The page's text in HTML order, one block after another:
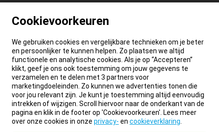
Cookievoorkeuren
We gebruiken cookies en vergelijkbare technieken om je beter
en persoonlijker te kunnen helpen. Zo plaatsen we altijd
functionele en analytische cookies. Als je op “Accepteren”
klikt, geef je ons ook toestemming om jouw gegevens te
verzamelen en te delen met 3 partners voor
marketingdoeleinden. Zo kunnen we advertenties tonen die
voor jou relevant zijn. Je kunt je toestemming altijd eenvoudig
intrekken of wijzigen. Scroll hiervoor naar de onderkant van de
pagina en klik in de footer op 'Cookievoorkeuren'. Lees meer
over onze cookies in onze privacy- en cookieverklaring